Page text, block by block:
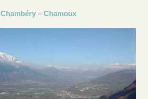
Chambéry – Chamoux